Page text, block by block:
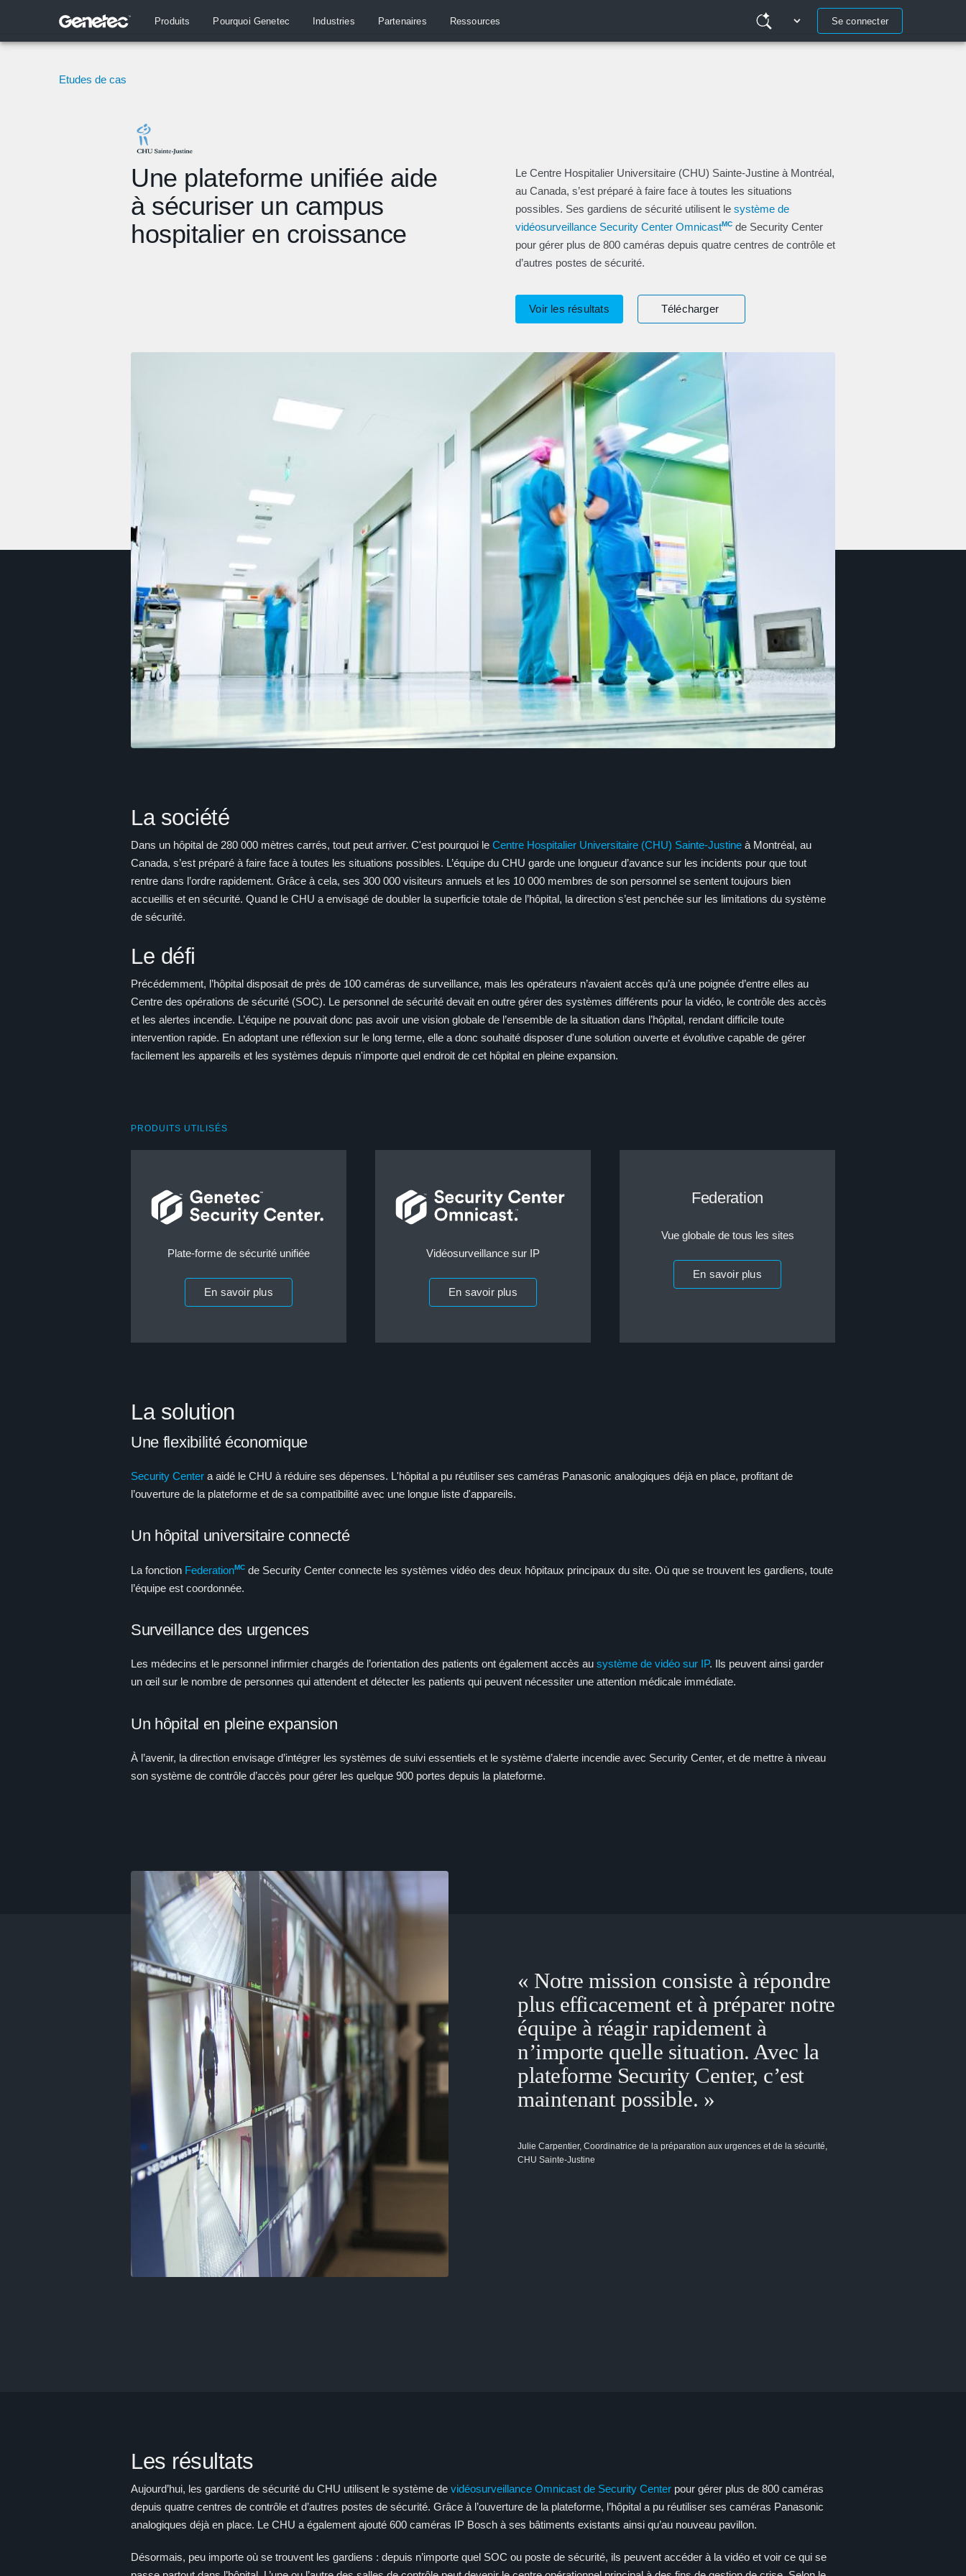
Produits Pourquoi Genetec Industries Partenaires Ressources Se connecter
Etudes de cas
Une plateforme unifiée aide
à sécuriser un campus
hospitalier en croissance
Le Centre Hospitalier Universitaire (CHU) Sainte-Justine à Montréal,
au Canada, s’est préparé à faire face à toutes les situations
possibles. Ses gardiens de sécurité utilisent le système de
vidéosurveillance Security Center OmnicastMC de Security Center
pour gérer plus de 800 caméras depuis quatre centres de contrôle et
d’autres postes de sécurité.
Voir les résultats Télécharger
La société
Dans un hôpital de 280 000 mètres carrés, tout peut arriver. C'est pourquoi le Centre Hospitalier Universitaire (CHU) Sainte-Justine à Montréal, au
Canada, s’est préparé à faire face à toutes les situations possibles. L’équipe du CHU garde une longueur d’avance sur les incidents pour que tout
rentre dans l’ordre rapidement. Grâce à cela, ses 300 000 visiteurs annuels et les 10 000 membres de son personnel se sentent toujours bien
accueillis et en sécurité. Quand le CHU a envisagé de doubler la superficie totale de l’hôpital, la direction s’est penchée sur les limitations du système
de sécurité.
Le défi
Précédemment, l’hôpital disposait de près de 100 caméras de surveillance, mais les opérateurs n’avaient accès qu’à une poignée d’entre elles au
Centre des opérations de sécurité (SOC). Le personnel de sécurité devait en outre gérer des systèmes différents pour la vidéo, le contrôle des accès
et les alertes incendie. L’équipe ne pouvait donc pas avoir une vision globale de l’ensemble de la situation dans l’hôpital, rendant difficile toute
intervention rapide. En adoptant une réflexion sur le long terme, elle a donc souhaité disposer d'une solution ouverte et évolutive capable de gérer
facilement les appareils et les systèmes depuis n'importe quel endroit de cet hôpital en pleine expansion.
PRODUITS UTILISÉS
Plate-forme de sécurité unifiée
En savoir plus
Vidéosurveillance sur IP
En savoir plus
Federation
Vue globale de tous les sites
En savoir plus
La solution
Une flexibilité économique
Security Center a aidé le CHU à réduire ses dépenses. L'hôpital a pu réutiliser ses caméras Panasonic analogiques déjà en place, profitant de
l’ouverture de la plateforme et de sa compatibilité avec une longue liste d'appareils.
Un hôpital universitaire connecté
La fonction FederationMC de Security Center connecte les systèmes vidéo des deux hôpitaux principaux du site. Où que se trouvent les gardiens, toute
l’équipe est coordonnée.
Surveillance des urgences
Les médecins et le personnel infirmier chargés de l’orientation des patients ont également accès au système de vidéo sur IP. Ils peuvent ainsi garder
un œil sur le nombre de personnes qui attendent et détecter les patients qui peuvent nécessiter une attention médicale immédiate.
Un hôpital en pleine expansion
À l’avenir, la direction envisage d’intégrer les systèmes de suivi essentiels et le système d’alerte incendie avec Security Center, et de mettre à niveau
son système de contrôle d’accès pour gérer les quelque 900 portes depuis la plateforme.
« Notre mission consiste à répondre
plus efficacement et à préparer notre
équipe à réagir rapidement à
n’importe quelle situation. Avec la
plateforme Security Center, c’est
maintenant possible. »
Julie Carpentier, Coordinatrice de la préparation aux urgences et de la sécurité,
CHU Sainte-Justine
Les résultats
Aujourd’hui, les gardiens de sécurité du CHU utilisent le système de vidéosurveillance Omnicast de Security Center pour gérer plus de 800 caméras
depuis quatre centres de contrôle et d’autres postes de sécurité. Grâce à l’ouverture de la plateforme, l’hôpital a pu réutiliser ses caméras Panasonic
analogiques déjà en place. Le CHU a également ajouté 600 caméras IP Bosch à ses bâtiments existants ainsi qu’au nouveau pavillon.
Désormais, peu importe où se trouvent les gardiens : depuis n’importe quel SOC ou poste de sécurité, ils peuvent accéder à la vidéo et voir ce qui se